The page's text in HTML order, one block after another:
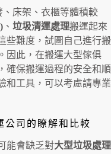
、床架、衣櫃等體積較
、 垃圾清運處理搬運起來
些難度，試圖自己進行搬
因此，在搬運大型傢俱
確保搬運過程的安全和順
和工具，可以考慮請專業
公司的瞭解和比較
能會缺乏對大型垃圾處理